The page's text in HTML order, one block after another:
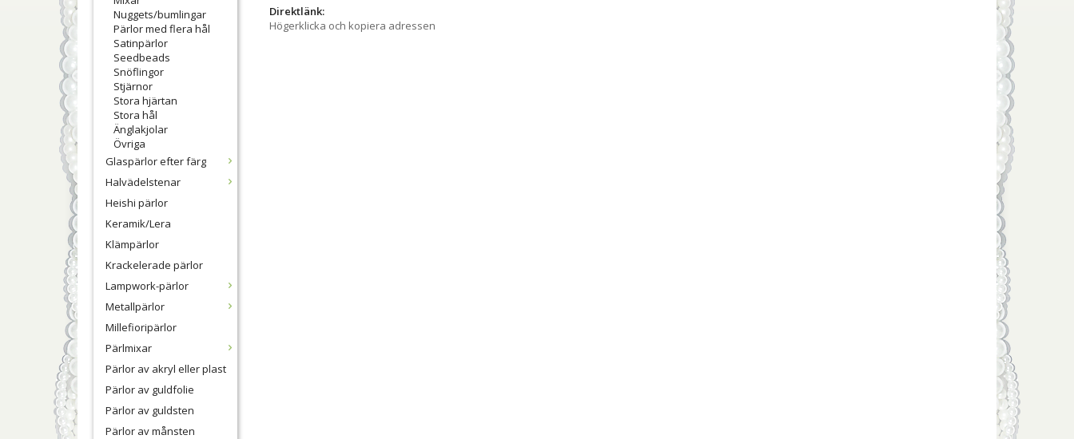
Nuggets/bumlingar
Pärlor med flera hål
Satinpärlor
Seedbeads
Snöflingor
Stjärnor
Stora hjärtan
Stora hål
Änglakjolar
Övriga
Glaspärlor efter färg
Halvädelstenar
Heishi pärlor
Keramik/Lera
Klämpärlor
Krackelerade pärlor
Lampwork-pärlor
Metallpärlor
Millefioripärlor
Pärlmixar
Pärlor av akryl eller plast
Pärlor av guldfolie
Pärlor av guldsten
Pärlor av månsten
Direktlänk:
Högerklicka och kopiera adressen